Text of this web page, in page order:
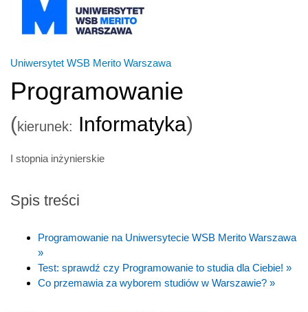
Uniwersytet WSB Merito Warszawa
Programowanie
(kierunek: Informatyka)
I stopnia inżynierskie
Spis treści
Programowanie na Uniwersytecie WSB Merito Warszawa
»
Test: sprawdź czy Programowanie to studia dla Ciebie! »
Co przemawia za wyborem studiów w Warszawie? »